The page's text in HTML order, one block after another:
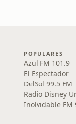
POPULARES
Azul FM 101.9
El Espectador
DelSol 99.5 FM
Radio Disney
Inolvidable FM